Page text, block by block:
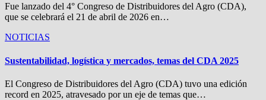
Fue lanzado del 4° Congreso de Distribuidores del Agro (CDA),
que se celebrará el 21 de abril de 2026 en…
NOTICIAS
Sustentabilidad, logística y mercados, temas del CDA 2025
El Congreso de Distribuidores del Agro (CDA) tuvo una edición
record en 2025, atravesado por un eje de temas que…